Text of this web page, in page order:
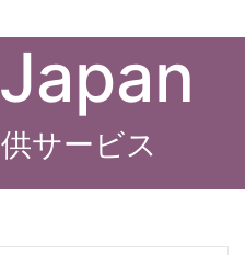
サービス